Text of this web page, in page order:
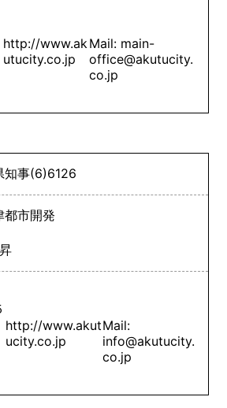
http://www.ak
utucity.co.jp
Mail: main-
office@akutucity.
co.jp
知事(6)6126
市開発
http://www.akut
ucity.co.jp
Mail:
info@akutucity.
co.jp